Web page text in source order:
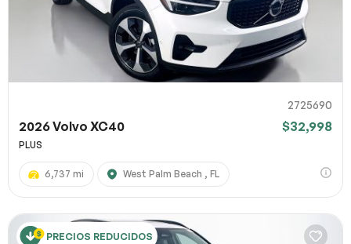
2725690
2026 Volvo XC40 $32,998
PLUS
6,737 mi West Palm Beach , FL
PRECIOS REDUCIDOS